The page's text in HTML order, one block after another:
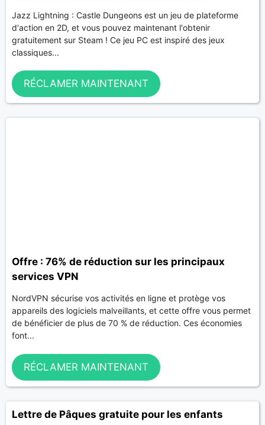
Jazz Lightning : Castle Dungeons est un jeu de plateforme
d'action en 2D, et vous pouvez maintenant l'obtenir
gratuitement sur Steam ! Ce jeu PC est inspiré des jeux
classiques...
RÉCLAMER MAINTENANT
Offre : 76% de réduction sur les principaux
services VPN
NordVPN sécurise vos activités en ligne et protège vos
appareils des logiciels malveillants, et cette offre vous permet
de bénéficier de plus de 70 % de réduction. Ces économies
font...
RÉCLAMER MAINTENANT
Lettre de Pâques gratuite pour les enfants